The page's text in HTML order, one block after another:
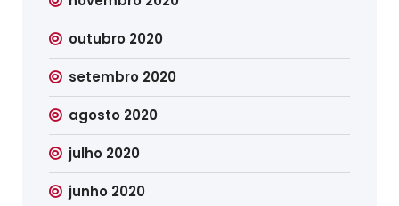
outubro 2020
setembro 2020
agosto 2020
julho 2020
junho 2020